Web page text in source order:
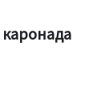
каронада